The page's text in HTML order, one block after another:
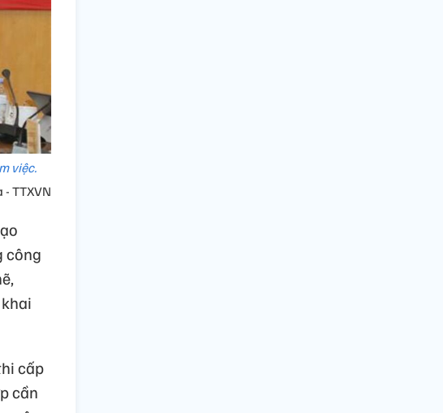
việc.
- TTXVN
công
cấp
cần